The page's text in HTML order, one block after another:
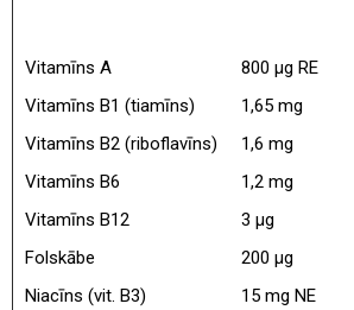
Vitamīns A
Vitamīns B1 (tiamīns)
Vitamīns B2 (riboflavīns)
Vitamīns B6
Vitamīns B12
Folskābe
Niacīns (vit. B3)
800 μg RE
1,65 mg
1,6 mg
1,2 mg
3 μg
200 μg
15 mg NE